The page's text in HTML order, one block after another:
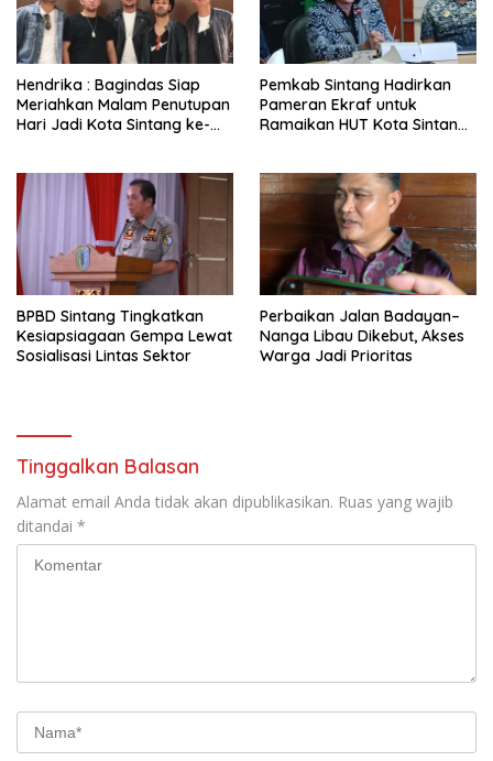
Hendrika : Bagindas Siap
Meriahkan Malam Penutupan
Hari Jadi Kota Sintang ke-
Pemkab Sintang Hadirkan
Pameran Ekraf untuk
Ramaikan HUT Kota Sintang
BPBD Sintang Tingkatkan
Kesiapsiagaan Gempa Lewat
Sosialisasi Lintas Sektor
Perbaikan Jalan Badayan–
Nanga Libau Dikebut, Akses
Warga Jadi Prioritas
Tinggalkan Balasan
Alamat email Anda tidak akan dipublikasikan. Ruas yang wajib
ditandai *